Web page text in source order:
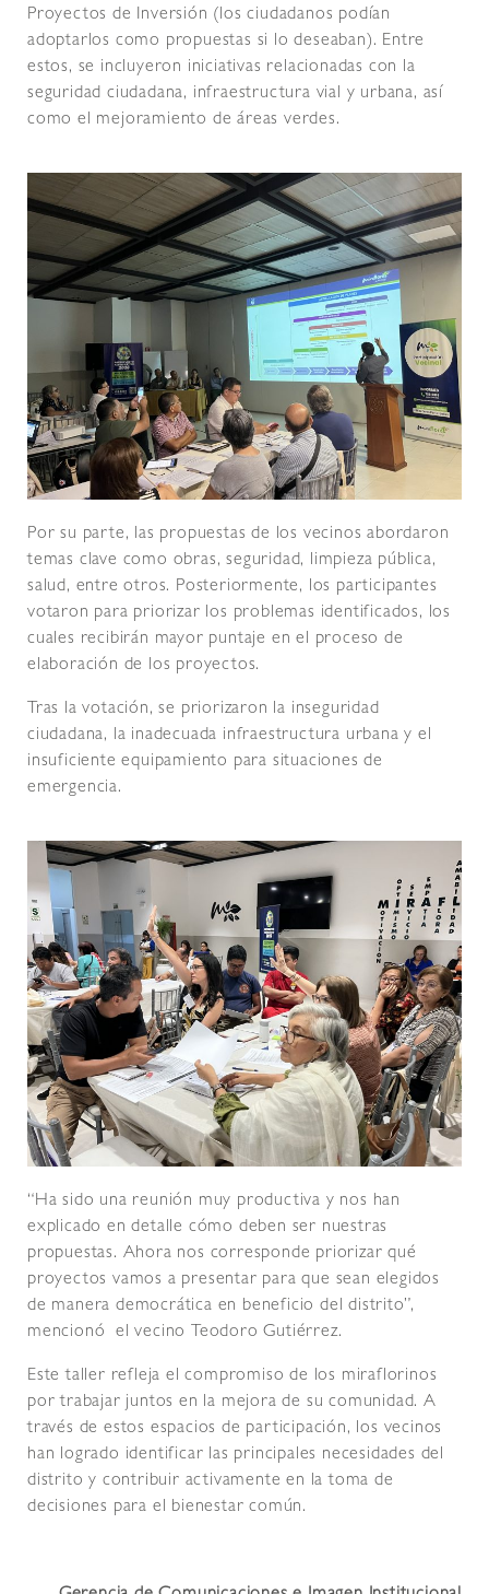
Proyectos de Inversión (los ciudadanos podían
adoptarlos como propuestas si lo deseaban). Entre
estos, se incluyeron iniciativas relacionadas con la
seguridad ciudadana, infraestructura vial y urbana, así
como el mejoramiento de áreas verdes.
Por su parte, las propuestas de los vecinos abordaron
temas clave como obras, seguridad, limpieza pública,
salud, entre otros. Posteriormente, los participantes
votaron para priorizar los problemas identificados, los
cuales recibirán mayor puntaje en el proceso de
elaboración de los proyectos.
Tras la votación, se priorizaron la inseguridad
ciudadana, la inadecuada infraestructura urbana y el
insuficiente equipamiento para situaciones de
emergencia.
“Ha sido una reunión muy productiva y nos han
explicado en detalle cómo deben ser nuestras
propuestas. Ahora nos corresponde priorizar qué
proyectos vamos a presentar para que sean elegidos
de manera democrática en beneficio del distrito”,
mencionó el vecino Teodoro Gutiérrez.
Este taller refleja el compromiso de los miraflorinos
por trabajar juntos en la mejora de su comunidad. A
través de estos espacios de participación, los vecinos
han logrado identificar las principales necesidades del
distrito y contribuir activamente en la toma de
decisiones para el bienestar común.